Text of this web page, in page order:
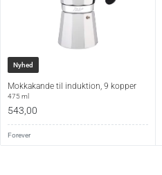
Nyhed
Mokkakande til induktion, 9 kopper
475 ml
543,00
Forever